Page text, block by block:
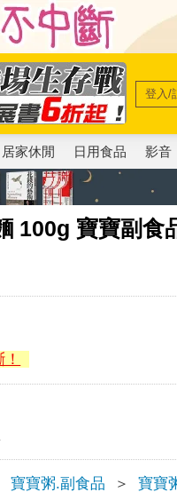
登入/
居家休閒 日用食品 影音
100g 寶寶副食
寶寶粥.副食品 ＞ 寶寶